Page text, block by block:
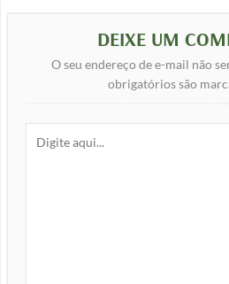
DEIXE UM
O seu endereço de e-mail não
obrigatórios são
aqui...